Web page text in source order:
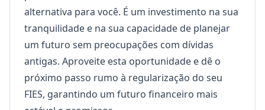
alternativa para você. É um investimento na sua
tranquilidade e na sua capacidade de planejar
um futuro sem preocupações com dívidas
antigas. Aproveite esta oportunidade e dê o
próximo passo rumo à regularização do seu
FIES, garantindo um futuro financeiro mais